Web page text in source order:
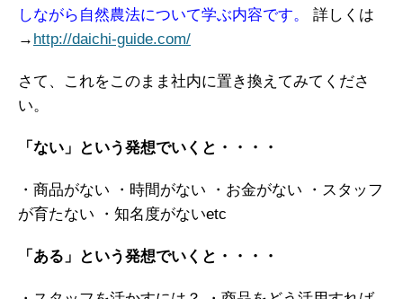
しながら自然農法について学ぶ内容です。
詳しくは
→ http://daichi-guide.com/
さて、これをこのまま社内に置き換えてみてくださ
い。
「ない」という発想でいくと・・・・
・商品がない ・時間がない ・お金がない ・スタッフ
が育たない ・知名度がないetc
「ある」という発想でいくと・・・・